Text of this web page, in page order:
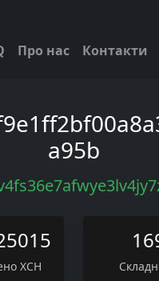
Про нас Контакти
a95b
XCH